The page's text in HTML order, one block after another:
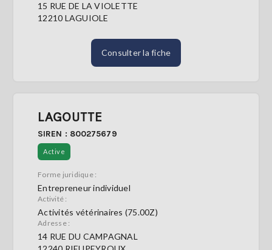
15 RUE DE LA VIOLETTE
12210 LAGUIOLE
Consulter la fiche
LAGOUTTE
SIREN : 800275679
Active
Forme juridique :
Entrepreneur individuel
Activité :
Activités vétérinaires (75.00Z)
Adresse :
14 RUE DU CAMPAGNAL